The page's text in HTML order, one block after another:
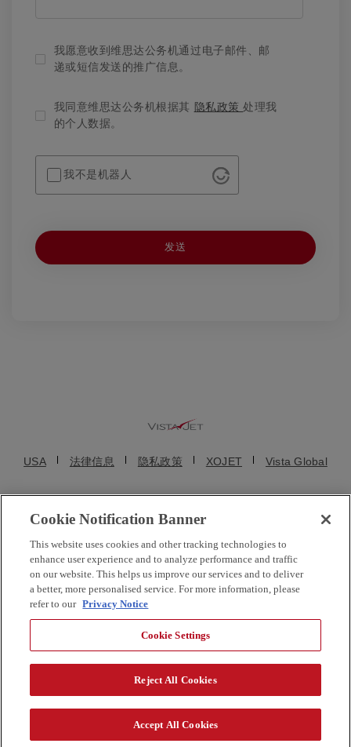
我愿意收到维思达公务机通过电子邮件、邮
递或短信发送的推广信息。
我同意维思达公务机根据其 隐私政策处理我
的个人数据。
我不是机器人
USA 法律信息 隐私政策 XOJET Vista Global
航空服务咨询有限公司) 2025. 维思达公务机、维思达、维思达公务机标志
均为维思达公务机的注册商标。保留所有权利。维思达公务机及其子公司
都不是直接的美国航空承运人。VistaJet US Inc. 和维思达公务机移动在线
服务有限公司均为临时包机代理商，不运营公务机。VistaJet Limited 是一
国注册的飞机均由持正规执照的航空运营商运营。
京ICP备18003375号-1
Cookie Notification Banner
This website uses cookies and other tracking technologies to
enhance user experience and to analyze performance and traffic
on our website. This helps us improve our services and to deliver
a better, more personalised service. For more information, please
refer to our Privacy Notice
Cookie Settings
Reject All Cookies
Accept All Cookies